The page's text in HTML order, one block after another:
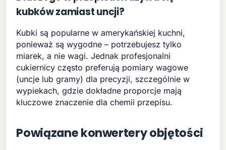
kubków zamiast uncji?
Kubki są popularne w amerykańskiej kuchni,
ponieważ są wygodne – potrzebujesz tylko
miarek, a nie wagi. Jednak profesjonalni
cukiernicy często preferują pomiary wagowe
(uncje lub gramy) dla precyzji, szczególnie w
wypiekach, gdzie dokładne proporcje mają
kluczowe znaczenie dla chemii przepisu.
Powiązane konwertery objętości